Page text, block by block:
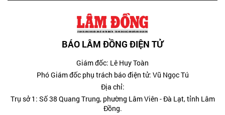
BÁO LÂM ĐỒNG ĐIỆN TỬ
Giám đốc: Lê Huy Toàn
Phó Giám đốc phụ trách báo điện tử: Vũ Ngọc Tú
Địa chỉ:
Trụ sở 1: Số 38 Quang Trung, phường Lâm Viên - Đà Lạt, tỉnh Lâm
Đồng.